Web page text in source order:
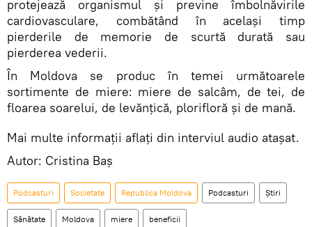
protejează organismul și previne îmbolnăvirile
cardiovasculare, combătând în același timp
pierderile de memorie de scurtă durată sau
pierderea vederii.
În Moldova se produc în temei următoarele
sortimente de miere: miere de salcâm, de tei, de
floarea soarelui, de levănțică, plorifloră și de mană.
Mai multe informații aflați din interviul audio atașat.
Autor: Cristina Baș
Podcasturi Societate Republica Moldova Podcasturi Știri
Sănătate Moldova miere beneficii